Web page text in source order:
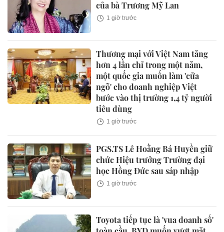
của bà Trương Mỹ Lan
1 giờ trước
Thương mại với Việt Nam tăng
hơn 4 lần chỉ trong một năm,
một quốc gia muốn làm 'cửa
ngõ' cho doanh nghiệp Việt
bước vào thị trường 1,4 tỷ người
tiêu dùng
1 giờ trước
PGS.TS Lê Hoằng Bá Huyền giữ
chức Hiệu trưởng Trường đại
học Hồng Đức sau sáp nhập
1 giờ trước
Toyota tiếp tục là 'vua doanh số'